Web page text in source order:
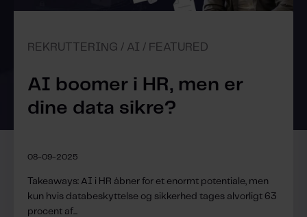
REKRUTTERING / AI / FEATURED
AI boomer i HR, men er
dine data sikre?
08-09-2025
Takeaways: AI i HR åbner for et enormt potentiale, men
kun hvis databeskyttelse og sikkerhed tages alvorligt 63
procent af...